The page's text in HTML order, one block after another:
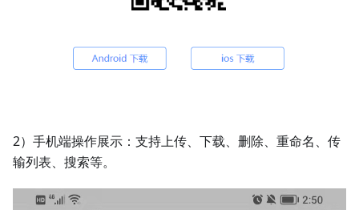
2）手机端操作展示：支持上传、下载、删除、重命名、传
输列表、搜索等。